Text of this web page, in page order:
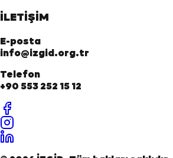
İLETİŞİM
E-posta
info@izgid.org.tr
Telefon
+90 553 252 15 12